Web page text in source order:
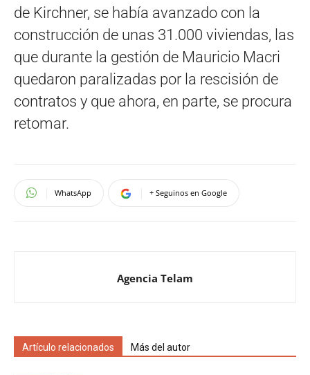
de Kirchner, se había avanzado con la
construcción de unas 31.000 viviendas, las
que durante la gestión de Mauricio Macri
quedaron paralizadas por la rescisión de
contratos y que ahora, en parte, se procura
retomar.
WhatsApp + Seguinos en Google
Agencia Telam
Artículo relacionados Más del autor